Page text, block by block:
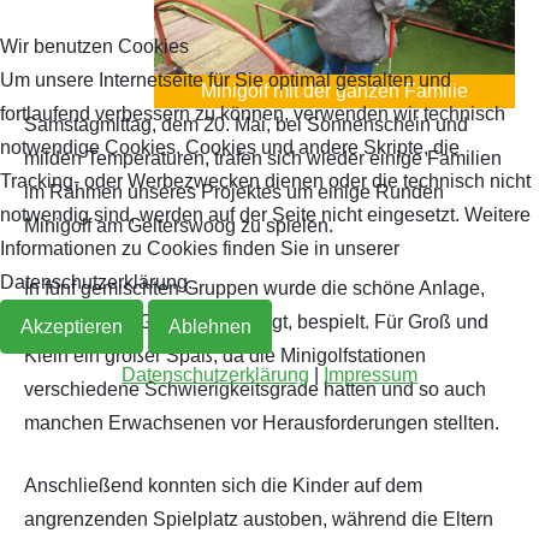
Minigolf mit der ganzen Familie
Samstagmittag, dem 20. Mai, bei Sonnenschein und
milden Temperaturen, trafen sich wieder einige Familien
im Rahmen unseres Projektes um einige Runden
Minigolf am Gelterswoog zu spielen.
In fünf gemischten Gruppen wurde die schöne Anlage,
die direkt am Gelterswoog liegt, bespielt. Für Groß und
Klein ein großer Spaß, da die Minigolfstationen
verschiedene Schwierigkeitsgrade hatten und so auch
manchen Erwachsenen vor Herausforderungen stellten.
Anschließend konnten sich die Kinder auf dem
angrenzenden Spielplatz austoben, während die Eltern
Wir benutzen Cookies
Um unsere Internetseite für Sie optimal gestalten und
fortlaufend verbessern zu können, verwenden wir technisch
notwendige Cookies. Cookies und andere Skripte, die
Tracking- oder Werbezwecken dienen oder die technisch nicht
notwendig sind, werden auf der Seite nicht eingesetzt. Weitere
Informationen zu Cookies finden Sie in unserer
Datenschutzerklärung.
Akzeptieren Ablehnen
Datenschutzerklärung Impressum
Archiv 2019
Archiv 2018
Archiv 2017
Archiv 2016
Archiv 2015
Archiv 2014
2018